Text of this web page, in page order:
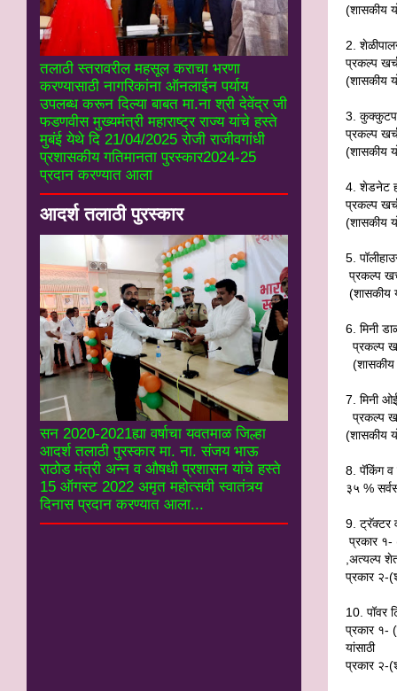
(शासकीय
2.
प्रकल्प
(शासकीय
3.
प्रकल्प
(शासकीय
4. शेडनेट
प्रकल्प
(शासकीय
5.
प्रकल्प
(शासकीय
6. मिनी
प्रकल्प
7. मिनी
प्रकल्प
(शासकीय
8. पॅकिंग व
३५ %
9. ट्रॅक्टर
प्रकार
,अत्यल्प
प्रकार २-
10. पॉवर
प्रकार १-
यांसाठी
प्रकार २-
तलाठी स्तरावरील महसूल कराचा भरणा
करण्यासाठी नागरिकांना ऑनलाईन पर्याय
उपलब्ध करून दिल्या बाबत मा.ना श्री देवेंद्र जी
फडणवीस मुख्यमंत्री महाराष्ट्र राज्य यांचे हस्ते
मुबंई येथे दि 21/04/2025 रोजी राजीवगांधी
प्रशासकीय गतिमानता पुरस्कार2024-25
प्रदान करण्यात आला
आदर्श तलाठी पुरस्कार
सन 2020-2021ह्या वर्षाचा यवतमाळ जिल्हा
आदर्श तलाठी पुरस्कार मा. ना. संजय भाऊ
राठोड मंत्री अन्न व औषधी प्रशासन यांचे हस्ते
15 ऑगस्ट 2022 अमृत महोत्सवी स्वातंत्र्य
दिनास प्रदान करण्यात आला...